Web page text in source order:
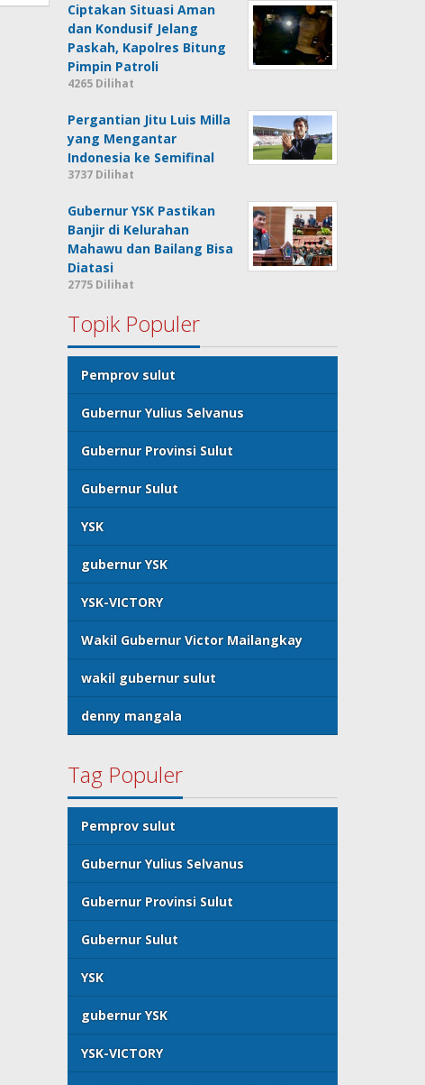
Ciptakan Situasi Aman
dan Kondusif Jelang
Paskah, Kapolres Bitung
Pimpin Patroli
4265 Dilihat
Pergantian Jitu Luis Milla
yang Mengantar
Indonesia ke Semifinal
3737 Dilihat
Gubernur YSK Pastikan
Banjir di Kelurahan
Mahawu dan Bailang Bisa
Diatasi
2775 Dilihat
Topik Populer
Pemprov sulut
Gubernur Yulius Selvanus
Gubernur Provinsi Sulut
Gubernur Sulut
YSK
gubernur YSK
YSK-VICTORY
Wakil Gubernur Victor Mailangkay
wakil gubernur sulut
denny mangala
Tag Populer
Pemprov sulut
Gubernur Yulius Selvanus
Gubernur Provinsi Sulut
Gubernur Sulut
YSK
gubernur YSK
YSK-VICTORY